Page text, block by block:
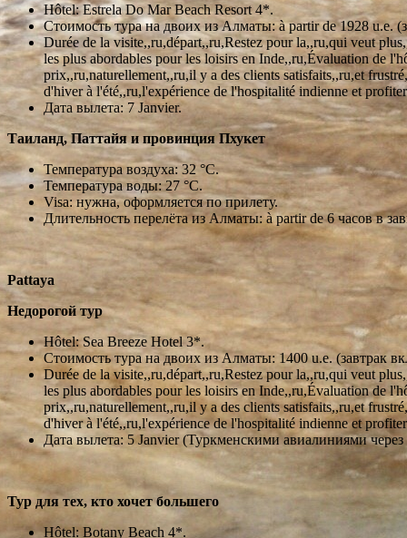
Hôtel: Estrela Do Mar Beach Resort 4*.
Стоимость тура на двоих из Алматы: à partir de 1928 u.e.
Durée de la visite,,ru,départ,,ru,Restez pour la,,ru,qui veut
les plus abordables pour les loisirs en Inde,,ru,Évaluation de
prix,,ru,naturellement,,ru,il y a des clients satisfaits,,ru,et
d'hiver à l'été,,ru,l'expérience de l'hospitalité indienne et
Дата вылета: 7 Janvier.
Таиланд, Паттайя и провинция Пхукет
Температура воздуха: 32 °С.
Температура воды: 27 °С.
Visa: нужна, оформляется по прилету.
Длительность перелёта из Алматы: à partir de 6 часов в
Pattaya
Недорогой тур
Hôtel: Sea Breeze Hotel 3*.
Стоимость тура на двоих из Алматы: 1400 u.e. (завтрак
Durée de la visite,,ru,départ,,ru,Restez pour la,,ru,qui veut
les plus abordables pour les loisirs en Inde,,ru,Évaluation de
prix,,ru,naturellement,,ru,il y a des clients satisfaits,,ru,et
d'hiver à l'été,,ru,l'expérience de l'hospitalité indienne et
Дата вылета: 5 Janvier (Туркменскими авиалиниями
Тур для тех, кто хочет большего
Hôtel: Botany Beach 4*.